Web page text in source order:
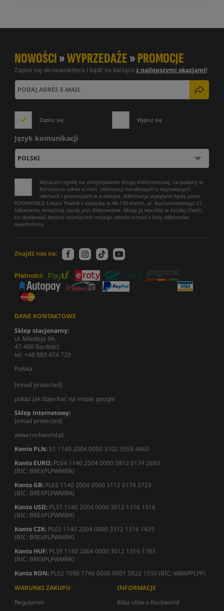
NOWOŚCI»WYPRZEDAŻE»PROMOCJE
Zapisz się do newslettera i bądź na bieżącoz najlepszymi okazjami!
Zapisz się Wypisz się
Język komunikacji
Wyrażam zgodę na otrzymywanie drogą elektroniczną, na podany w
formularzu adres e-mail, informacji handlowych o najnowszych
ofertach i promocjach w e-sklepie. Informacje wysyłane będą przez
ROCKWORLD Łukasz Pawlik z siedzibą w 48-130 Kietrz, ul. Kochanowskiego 21.
Udzielenie niniejszej zgody jest dobrowolne. Mogę ją wycofać w każdej chwili,
co skutkować będzie usunięciem mojego adresu e-mail z listy odbiorców
newslettera.
Znajdź nas na:
Płatności:
DANE KONTAKTOWE
Sklep stacjonarny:
ul. Mikołaja 9A,
47-400 Racibórz
tel. +48 883 474 729
Polska
[email protected]
pokaż jak dojechać na mapie google
Sklep internetowy:
[email protected]
www.rockworld.pl
Konto PLN: 51 1140 2004 0000 3102 3558 4460
Konto EURO: PL64 1140 2004 0000 3812 0174 2683
(BIC: BREXPLPWMBK)
Konto GB: PL63 1140 2004 0000 3112 0174 3723
(BIC: BREXPLPWMBK)
Konto USD: PL37 1140 2004 0000 3012 1316 1916
(BIC: BREXPLPWMBK)
Konto CZK: PL02 1140 2004 0000 3312 1316 1429
(BIC: BREXPLPWMBK)
Konto HUF: PL39 1140 2004 0000 3012 1316 1783
(BIC: BREXPLPWMBK)
Konto RON: PL52 1090 1766 0000 0001 5822 1550 (BIC: WBKPPLPP)
WARUNKI ZAKUPU
Regulamin
INFORMACJE
Kilka słów o Rockworld